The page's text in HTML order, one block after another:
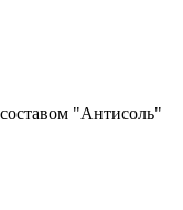
"Антисоль"